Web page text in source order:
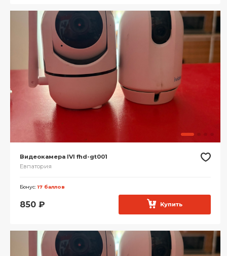
Видеокамера IVI fhd-gt001
Евпатория
Бонус:17 баллов
850 ₽ Купить